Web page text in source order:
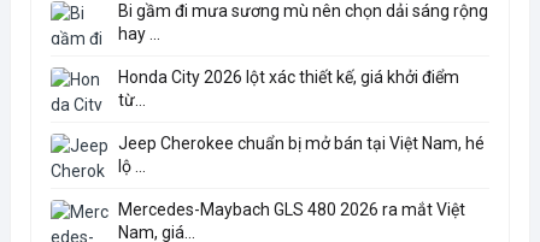
Bi gầm đi mưa sương mù nên chọn dải sáng rộng
hay ...
Honda City 2026 lột xác thiết kế, giá khởi điểm
từ...
Jeep Cherokee chuẩn bị mở bán tại Việt Nam, hé
lộ ...
Mercedes-Maybach GLS 480 2026 ra mắt Việt
Nam, giá...